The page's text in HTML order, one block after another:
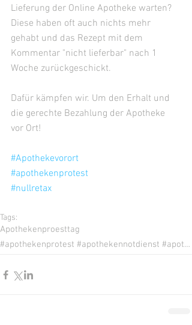
Lieferung der Online Apotheke warten?
Diese haben oft auch nichts mehr
gehabt und das Rezept mit dem
Kommentar "nicht lieferbar" nach 1
Woche zurückgeschickt.
Dafür kämpfen wir. Um den Erhalt und
die gerechte Bezahlung der Apotheke
vor Ort!
#Apothekevorort
#apothekenprotest
#nullretax
Tags:
Apothekenproesttag
#apothekenprotest #apothekennotdienst #apothekenprotesttag #apothekensterben #zukunftsklau #liefere